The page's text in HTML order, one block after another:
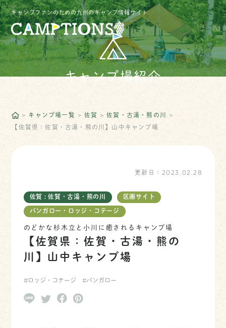
キャンプファンのための九州のキャンプ情報サイト
キャンプ場紹介
キャンプ場一覧 佐賀
佐賀・古湯・熊の川
【佐賀県：佐賀・古湯・熊の川】山中キャンプ場
更新日： 2023.02.28
佐賀 : 佐賀・古湯・熊の川 区画サイト
バンガロー・ロッジ・コテージ
のどかな杉木立と小川に癒されるキャンプ場
【佐賀県：佐賀・古湯・熊の
川】山中キャンプ場
#ロッジ・コテージ #バンガロー